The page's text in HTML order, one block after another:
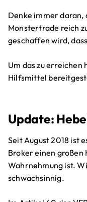
Denke immer daran,
Monstertrade reich
geschaffen wird,
Um das zu
Hilfsmittel
Update:
Seit August 2018 ist
Broker einen großen
Wahrnehmung ist.
schwachsinnig.